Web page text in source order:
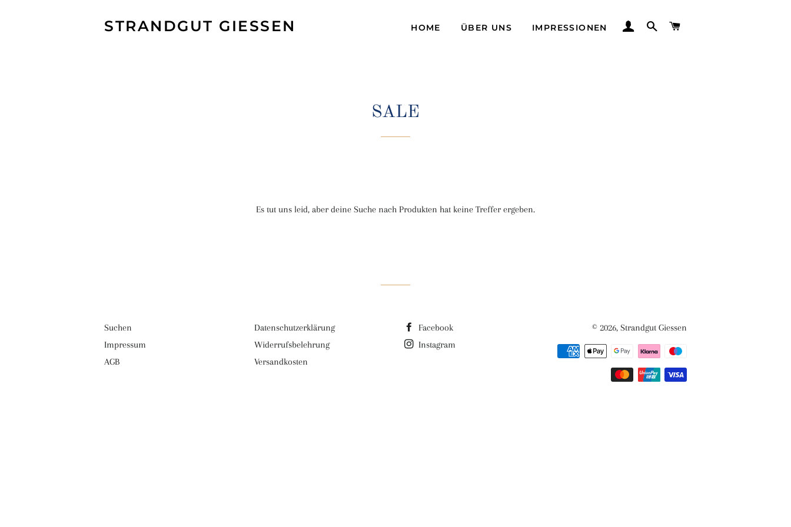
STRANDGUT GIESSEN HOME ÜBER UNS IMPRESSIONEN EINLOGGEN
SUCHE
SALE
Es tut uns leid, aber deine Suche nach Produkten hat keine Treffer ergeben.
Suchen
Impressum
AGB
Datenschutzerklärung
Widerrufsbelehrung
Versandkosten
Facebook
Instagram
© 2026, Strandgut Giessen